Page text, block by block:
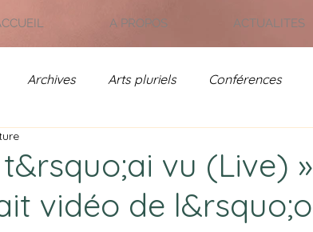
A PROPOS ACTUALITES
Archives Arts pluriels Conférences
Prix Chanson - Jardin de France
25 ans - Archives
vu (Live)
vidéo de